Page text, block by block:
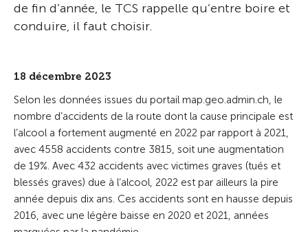
de fin d’année, le TCS rappelle qu’entre boire et
conduire, il faut choisir.
18 décembre 2023
Selon les données issues du portail map.geo.admin.ch, le
nombre d’accidents de la route dont la cause principale est
l’alcool a fortement augmenté en 2022 par rapport à 2021,
avec 4558 accidents contre 3815, soit une augmentation
de 19%. Avec 432 accidents avec victimes graves (tués et
blessés graves) due à l’alcool, 2022 est par ailleurs la pire
année depuis dix ans. Ces accidents sont en hausse depuis
2016, avec une légère baisse en 2020 et 2021, années